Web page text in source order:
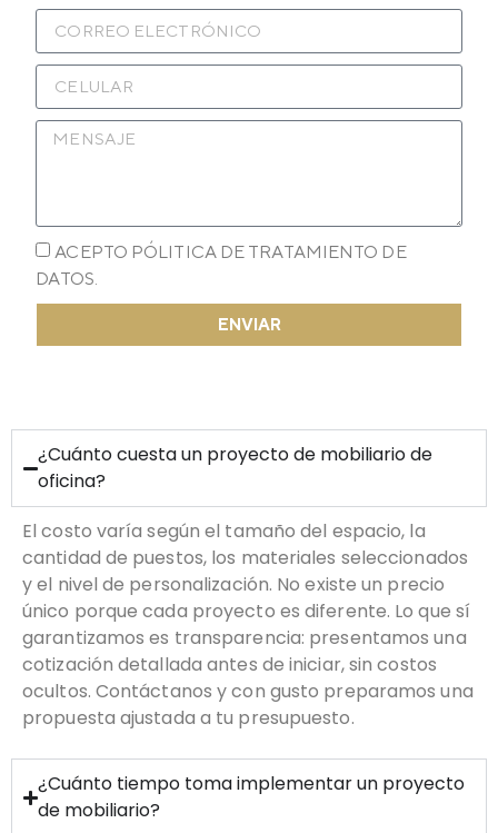
ACEPTO PÓLITICA DE TRATAMIENTO DE
DATOS.
ENVIAR
¿Cuánto cuesta un proyecto de mobiliario de
oficina?
El costo varía según el tamaño del espacio, la
cantidad de puestos, los materiales seleccionados
y el nivel de personalización. No existe un precio
único porque cada proyecto es diferente. Lo que sí
garantizamos es transparencia: presentamos una
cotización detallada antes de iniciar, sin costos
ocultos. Contáctanos y con gusto preparamos una
propuesta ajustada a tu presupuesto.
¿Cuánto tiempo toma implementar un proyecto
de mobiliario?